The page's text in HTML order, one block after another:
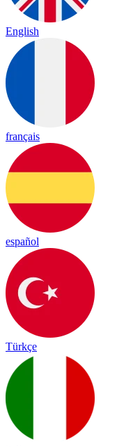
English
français
español
Türkçe